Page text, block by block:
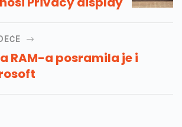
RAM-a posramila je i